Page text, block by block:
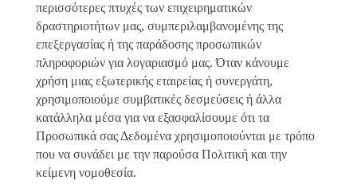
περισσότερες πτυχές των επιχειρηματικών
δραστηριοτήτων μας, συμπεριλαμβανομένης της
επεξεργασίας ή της παράδοσης προσωπικών
πληροφοριών για λογαριασμό μας. Όταν κάνουμε
χρήση μιας εξωτερικής εταιρείας ή συνεργάτη,
χρησιμοποιούμε συμβατικές δεσμεύσεις ή άλλα
κατάλληλα μέσα για να εξασφαλίσουμε ότι τα
Προσωπικά σας Δεδομένα χρησιμοποιούνται με τρόπο
που να συνάδει με την παρούσα Πολιτική και την
κείμενη νομοθεσία.